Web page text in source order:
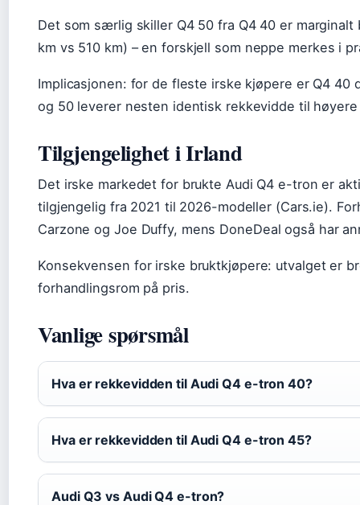
Det som særlig skiller Q4 50 fra Q4 40 er marginalt
km vs 510 km) – en forskjell som neppe merkes i
Implicasjonen: for de fleste irske kjøpere er Q4 40
og 50 leverer nesten identisk rekkevidde til
Tilgjengelighet i Irland
Det irske markedet for brukte Audi Q4 e-tron er
tilgjengelig fra 2021 til 2026-modeller (Cars.ie).
Carzone og Joe Duffy, mens DoneDeal også har
Konsekvensen for irske bruktkjøpere: utvalget er
forhandlingsrom på pris.
Vanlige spørsmål
Hva er rekkevidden til Audi Q4 e-tron 40?
Hva er rekkevidden til Audi Q4 e-tron 45?
Audi Q3 vs Audi Q4 e-tron?